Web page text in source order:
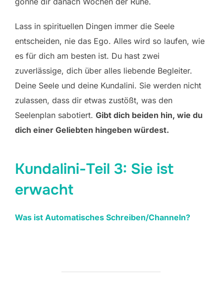
Lass in spirituellen Dingen immer die Seele
entscheiden, nie das Ego. Alles wird so laufen, wie
es für dich am besten ist. Du hast zwei
zuverlässige, dich über alles liebende Begleiter.
Deine Seele und deine Kundalini. Sie werden nicht
zulassen, dass dir etwas zustößt, was den
Seelenplan sabotiert. Gibt dich beiden hin, wie du
dich einer Geliebten hingeben würdest.
Kundalini-Teil 3: Sie ist
erwacht
Was ist Automatisches Schreiben/Channeln?